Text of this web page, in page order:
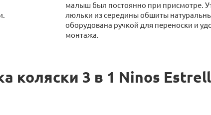
малыш был постоянно при присмотре.
люльки из середины обшиты
оборудована ручкой для переноски и
монтажа.
коляски 3 в 1 Ninos